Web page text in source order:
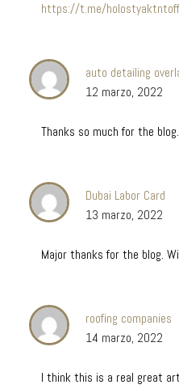
https://t.me/
auto detailing
12 marzo, 2022
Thanks so much for the
Dubai Labor Card
13 marzo, 2022
Major thanks for the blog.
roofing companies
14 marzo, 2022
I think this is a real great